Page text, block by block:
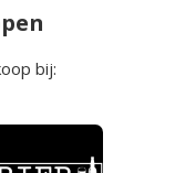
bij: